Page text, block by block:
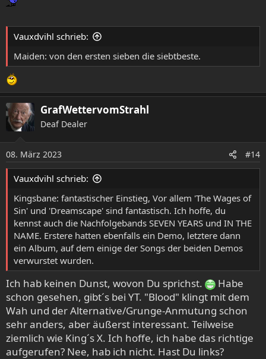
Iron Maiden - Seventh Son Of A Seventh Son (1988)
Ein weiteres Herzensalbum. Dazu muß man nicht groß
was schreiben, außer viell. daß Keyboards und
Akustikgitarren selten geschmackvoller auf einer
Metalplatte in den Signaturesound einer Band eingebaut
wurden. Exzellentes Songwriting, Dickinson mit seiner
viell. besten Gesangsleistung überhaupt.
Vauxdvihl schrieb:
Maiden: von den ersten sieben die siebtbeste.
GrafWettervomStrahl
Deaf Dealer
08. März 2023 #14
Vauxdvihl schrieb:
Kingsbane: fantastischer Einstieg, Vor allem 'The Wages of
Sin' und 'Dreamscape' sind fantastisch. Ich hoffe, du
kennst auch die Nachfolgebands SEVEN YEARS und IN THE
NAME. Erstere hatten ebenfalls ein Demo, letztere dann
ein Album, auf dem einige der Songs der beiden Demos
verwurstet wurden.
Ich hab keinen Dunst, wovon Du sprichst.
Habe
schon gesehen, gibt´s bei YT. "Blood" klingt mit dem
Wah und der Alternative/Grunge-Anmutung schon
sehr anders, aber äußerst interessant. Teilweise
ziemlich wie King´s X. Ich hoffe, ich habe das richtige
aufgerufen? Nee, hab ich nicht. Hast Du links?